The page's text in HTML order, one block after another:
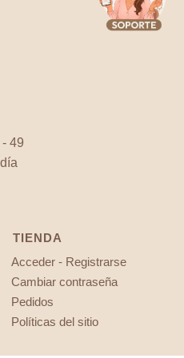
49
TIENDA
Acceder - Registrarse
Cambiar contraseña
Pedidos
Políticas del sitio